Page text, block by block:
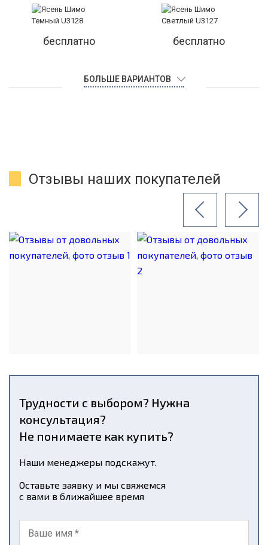
бесплатно бесплатно
БОЛЬШЕ ВАРИАНТОВ
Отзывы наших покупателей
Трудности с выбором? Нужна
консультация?
Не понимаете как купить?
Наши менеджеры подскажут.
Оставьте заявку и мы свяжемся
с вами в ближайшее время